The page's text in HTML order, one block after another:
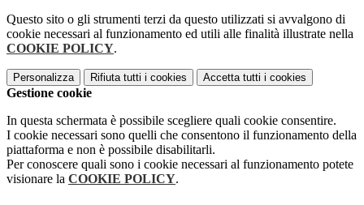
Questo sito o gli strumenti terzi da questo utilizzati si avvalgono di
cookie necessari al funzionamento ed utili alle finalità illustrate nella
COOKIE POLICY.
Personalizza Rifiuta tutti i cookies Accetta tutti i cookies
Gestione cookie
In questa schermata è possibile scegliere quali cookie consentire.
I cookie necessari sono quelli che consentono il funzionamento della
piattaforma e non è possibile disabilitarli.
Per conoscere quali sono i cookie necessari al funzionamento potete
visionare la COOKIE POLICY.